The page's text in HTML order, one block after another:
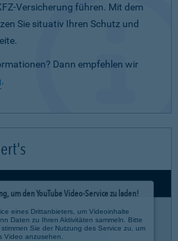
Versicherung führen. Mit dem
Sie situativ Ihren Schutz und
Dann empfehlen wir
.
um den YouTube Video-Service zu laden!
eines Drittanbieters, um Videoinhalte
Daten zu Ihren Aktivitäten sammeln. Bitte
Sie der Nutzung des Service zu, um
Video anzusehen.